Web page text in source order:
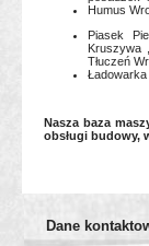
Humus
Piasek
Kruszywa
Tłuczeń
Ładowarka
Nasza baza
obsługi budowy,
Dane